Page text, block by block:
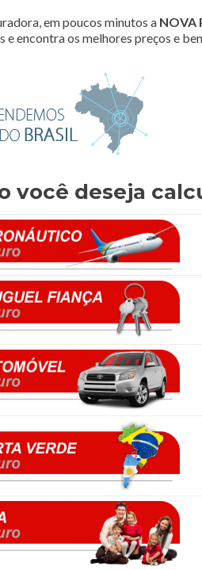
em poucos minutos a NOVA
e encontra os melhores preços e
você deseja